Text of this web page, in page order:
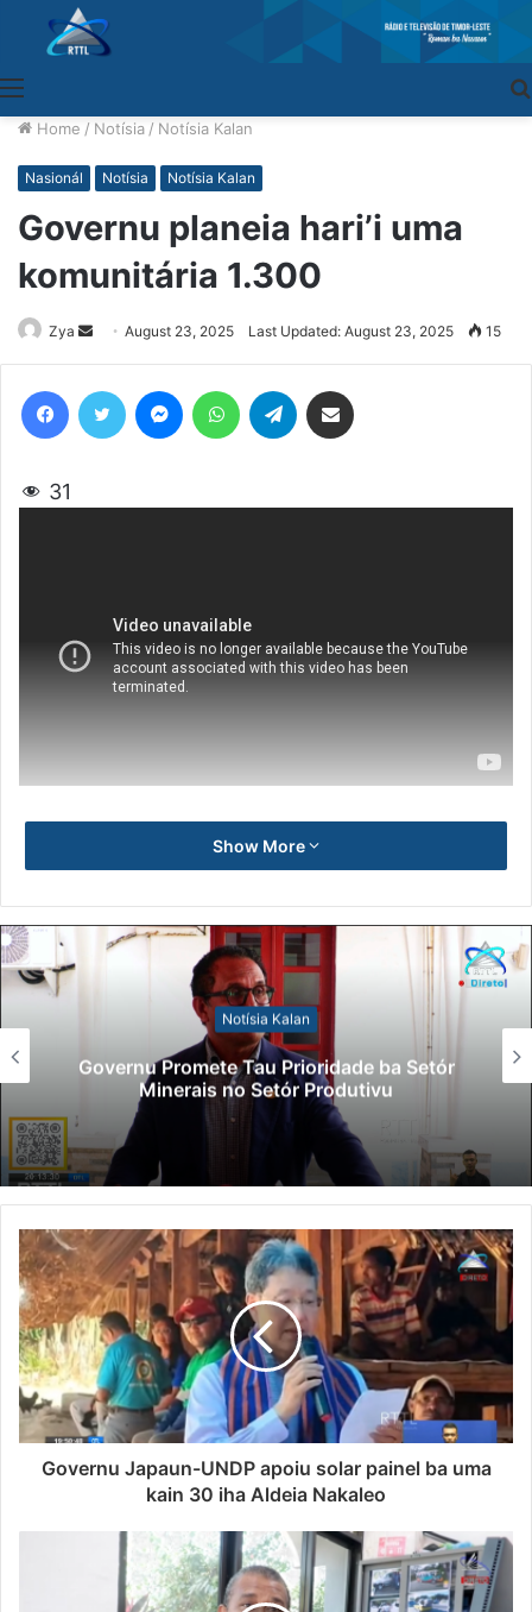
Home / Notísia / Notísia Kalan
Nasionál Notísia Notísia Kalan
Governu planeia hari’i uma
komunitária 1.300
Zya
Send
an
email
August 23, 2025 Last Updated: August 23, 2025 15
31
Show More
Notísia Kalan
Governu Promete Tau Prioridade ba Setór
Minerais no Setór Produtivu
Governu Japaun-UNDP apoiu solar painel ba uma
kain 30 iha Aldeia Nakaleo